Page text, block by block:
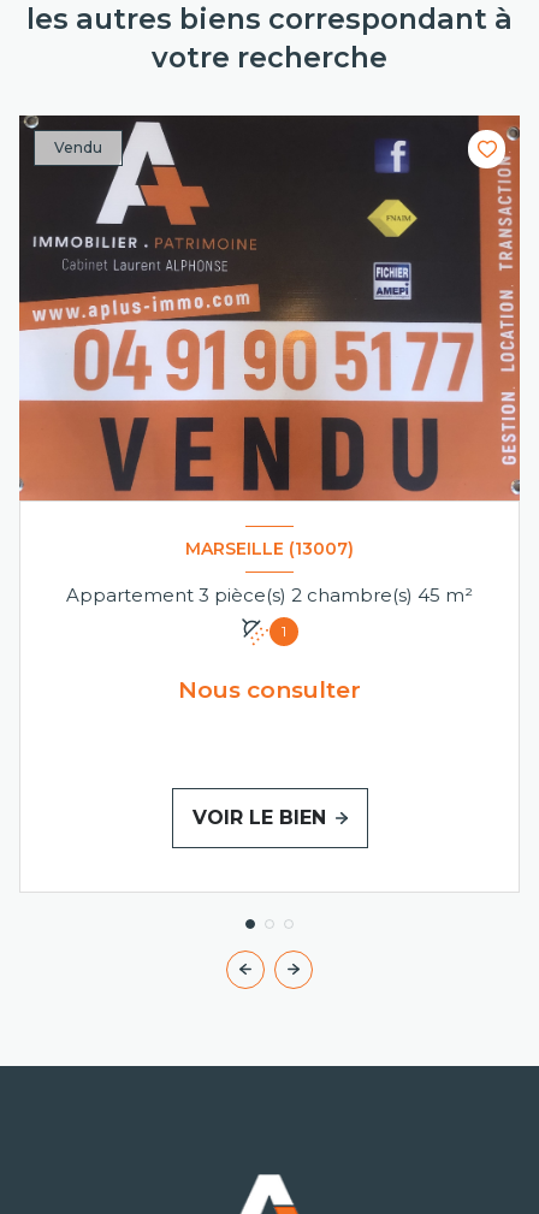
les autres biens correspondant à
votre recherche
Vendu
MARSEILLE (13007)
Appartement 3 pièce(s) 2 chambre(s) 45 m²
1
Nous consulter
VOIR LE BIEN